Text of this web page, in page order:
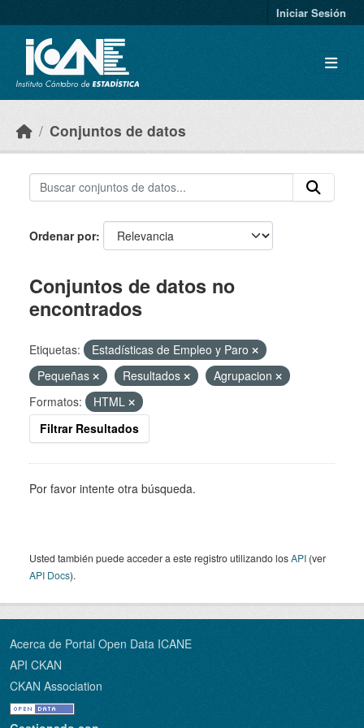
Iniciar Sesión
Conjuntos de datos
Ordenar por
Conjuntos de datos no
encontrados
Etiquetas:
Estadísticas de Empleo y Paro
Pequeñas
Resultados
Agrupacion
Formatos:
HTML
Filtrar Resultados
Por favor intente otra búsqueda.
Usted también puede acceder a este registro utilizando losAPI (ver
API Docs).
Acerca de Portal Open Data ICANE
API CKAN
CKAN Association